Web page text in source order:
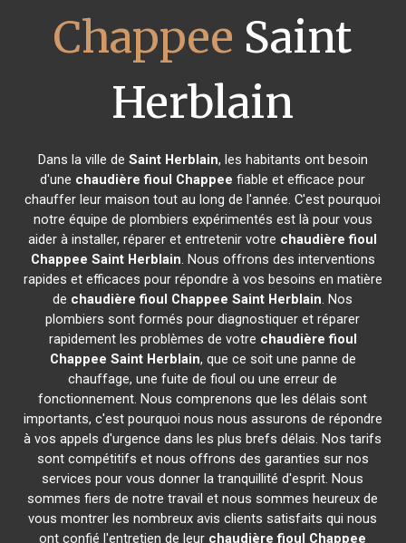
Chappee Saint
Herblain
Dans la ville de Saint Herblain, les habitants ont besoin
d'une chaudière fioul Chappee fiable et efficace pour
chauffer leur maison tout au long de l'année. C'est pourquoi
notre équipe de plombiers expérimentés est là pour vous
aider à installer, réparer et entretenir votre chaudière fioul
Chappee Saint Herblain. Nous offrons des interventions
rapides et efficaces pour répondre à vos besoins en matière
de chaudière fioul Chappee Saint Herblain. Nos
plombiers sont formés pour diagnostiquer et réparer
rapidement les problèmes de votre chaudière fioul
Chappee Saint Herblain, que ce soit une panne de
chauffage, une fuite de fioul ou une erreur de
fonctionnement. Nous comprenons que les délais sont
importants, c'est pourquoi nous nous assurons de répondre
à vos appels d'urgence dans les plus brefs délais. Nos tarifs
sont compétitifs et nous offrons des garanties sur nos
services pour vous donner la tranquillité d'esprit. Nous
sommes fiers de notre travail et nous sommes heureux de
vous montrer les nombreux avis clients satisfaits qui nous
ont confié l'entretien de leur chaudière fioul Chappee